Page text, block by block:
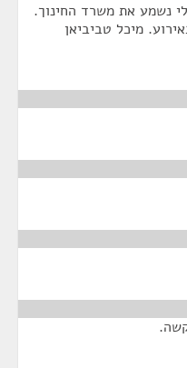
נשמע את משרד החינוך.
מיכל טביביאן